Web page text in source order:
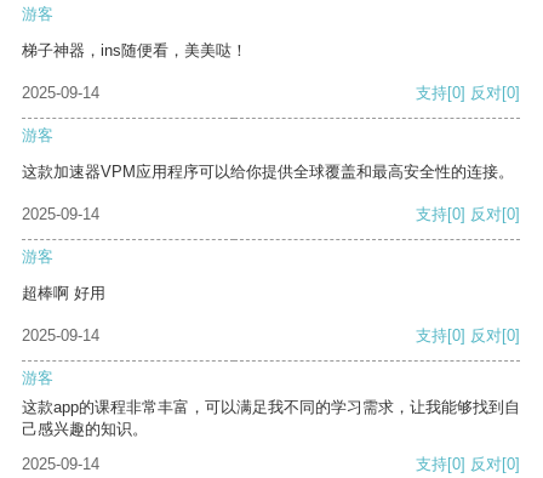
游客
梯子神器，ins随便看，美美哒！
2025-09-14 支持[0] 反对[0]
游客
这款加速器VPM应用程序可以给你提供全球覆盖和最高安全性的连接。
2025-09-14 支持[0] 反对[0]
游客
超棒啊 好用
2025-09-14 支持[0] 反对[0]
游客
这款app的课程非常丰富，可以满足我不同的学习需求，让我能够找到自
己感兴趣的知识。
2025-09-14
支持[0] 反对[0]